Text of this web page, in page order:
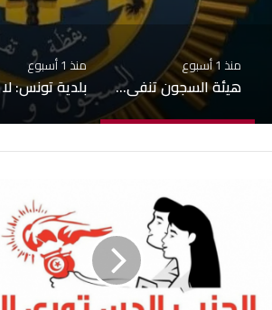
هيئة السجون تنفي تدهور الحالة الصحية لبعض المساجين
منذ 1 أسبوع
بلدية تونس: لا صحة لبيع قبور بمقبرة الجلاز والابحاث جارية حول التجاوزات وشبهات التدليس